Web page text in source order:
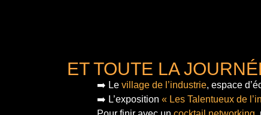
ET TOUTE LA
➡️ Le village de l’industrie, espace
➡️ L’exposition « Les Talentueux de